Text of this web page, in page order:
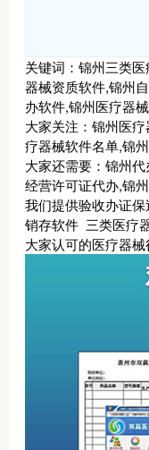
关键词：锦州三类
器械资质软件,锦州
办软件,锦州医疗器
大家关注：锦州医
疗器械软件名单,锦
大家还需要：锦州
经营许可证代办,锦
我们提供验收办证保
销存软件 三类医疗
大家认可的医疗器械